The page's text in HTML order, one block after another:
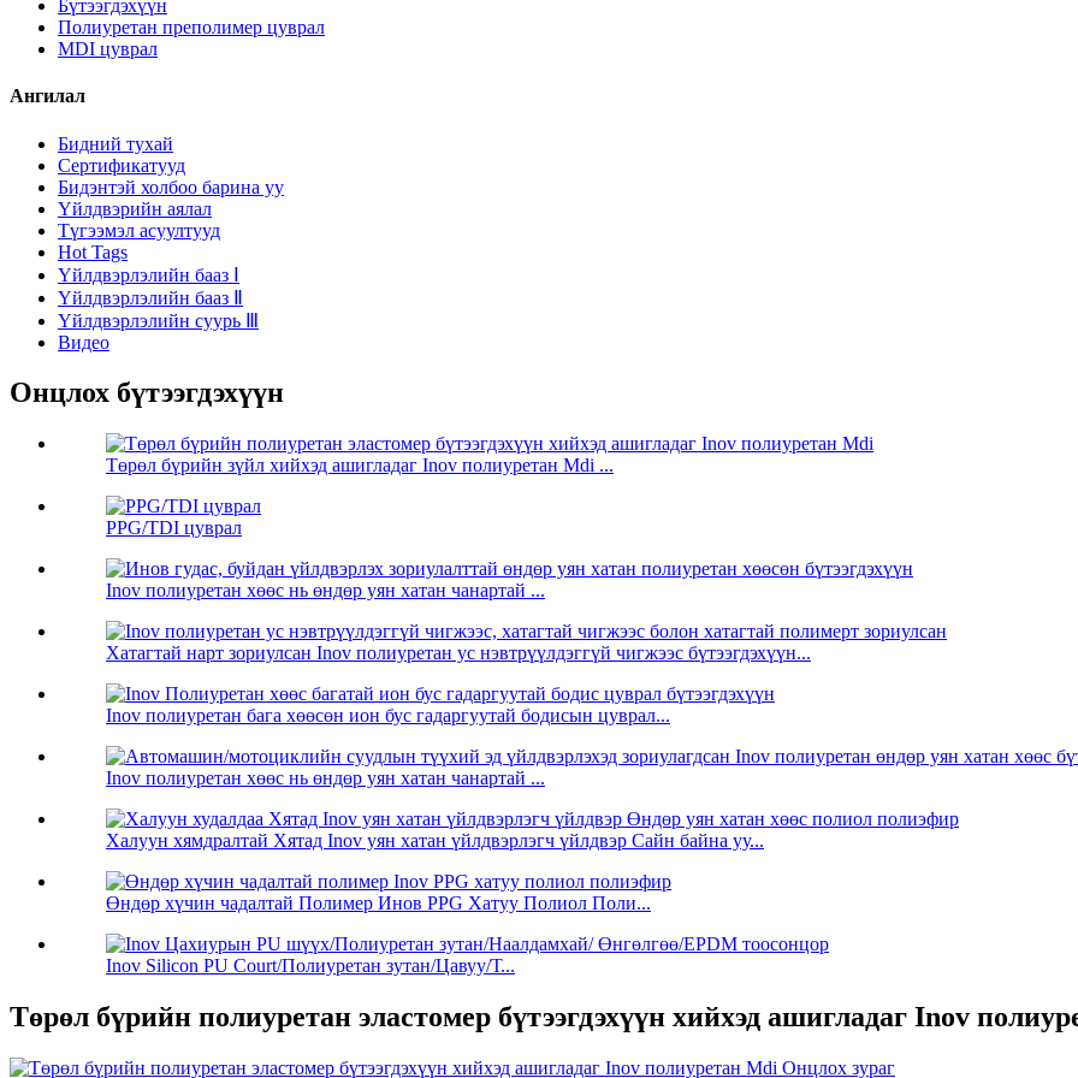
Бүтээгдэхүүн
Полиуретан преполимер цуврал
MDI цуврал
Ангилал
Бидний тухай
Сертификатууд
Бидэнтэй холбоо барина уу
Үйлдвэрийн аялал
Түгээмэл асуултууд
Hot Tags
Үйлдвэрлэлийн бааз Ⅰ
Үйлдвэрлэлийн бааз Ⅱ
Үйлдвэрлэлийн суурь Ⅲ
Видео
Онцлох бүтээгдэхүүн
Төрөл бүрийн зүйл хийхэд ашигладаг Inov полиуретан Mdi ...
PPG/TDI цуврал
Inov полиуретан хөөс нь өндөр уян хатан чанартай ...
Хатагтай нарт зориулсан Inov полиуретан ус нэвтрүүлдэггүй чигжээс бүтээгдэхүүн...
Inov полиуретан бага хөөсөн ион бус гадаргуутай бодисын цуврал...
Inov полиуретан хөөс нь өндөр уян хатан чанартай ...
Халуун хямдралтай Хятад Inov уян хатан үйлдвэрлэгч үйлдвэр Сайн байна уу...
Өндөр хүчин чадалтай Полимер Инов PPG Хатуу Полиол Поли...
Inov Silicon PU Court/Полиуретан зутан/Цавуу/Т...
Төрөл бүрийн полиуретан эластомер бүтээгдэхүүн хийхэд ашигладаг Inov